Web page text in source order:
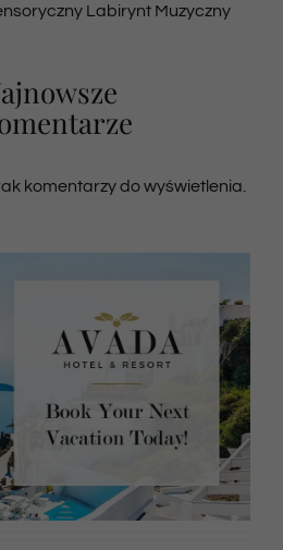
Labirynt Muzyczny
komentarzy do wyświetlenia.